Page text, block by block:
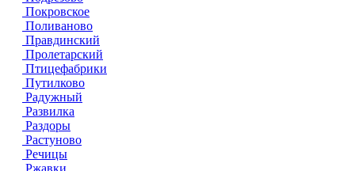
Покровское
Поливаново
Правдинский
Пролетарский
Птицефабрики
Путилково
Радужный
Развилка
Раздоры
Растуново
Речицы
Ржавки